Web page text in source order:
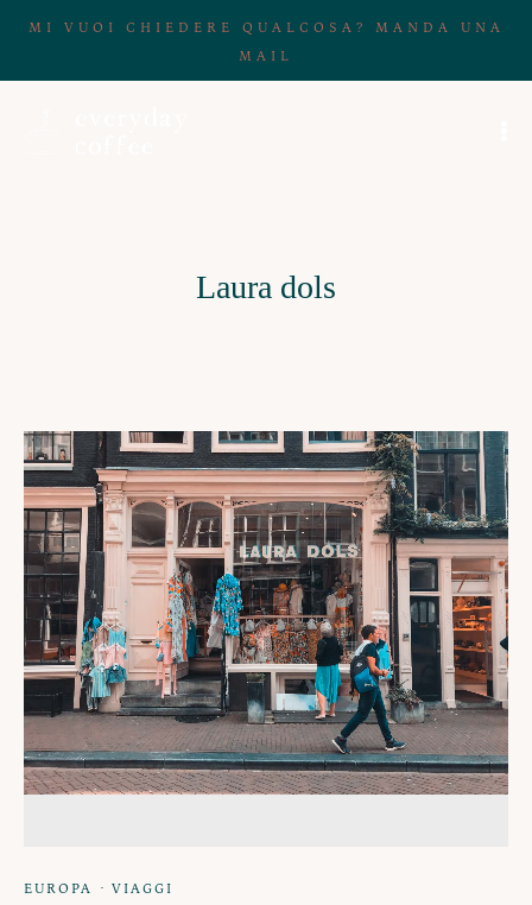
MI VUOI CHIEDERE QUALCOSA? MANDA UNA
MAIL
Laura dols
EUROPA · VIAGGI